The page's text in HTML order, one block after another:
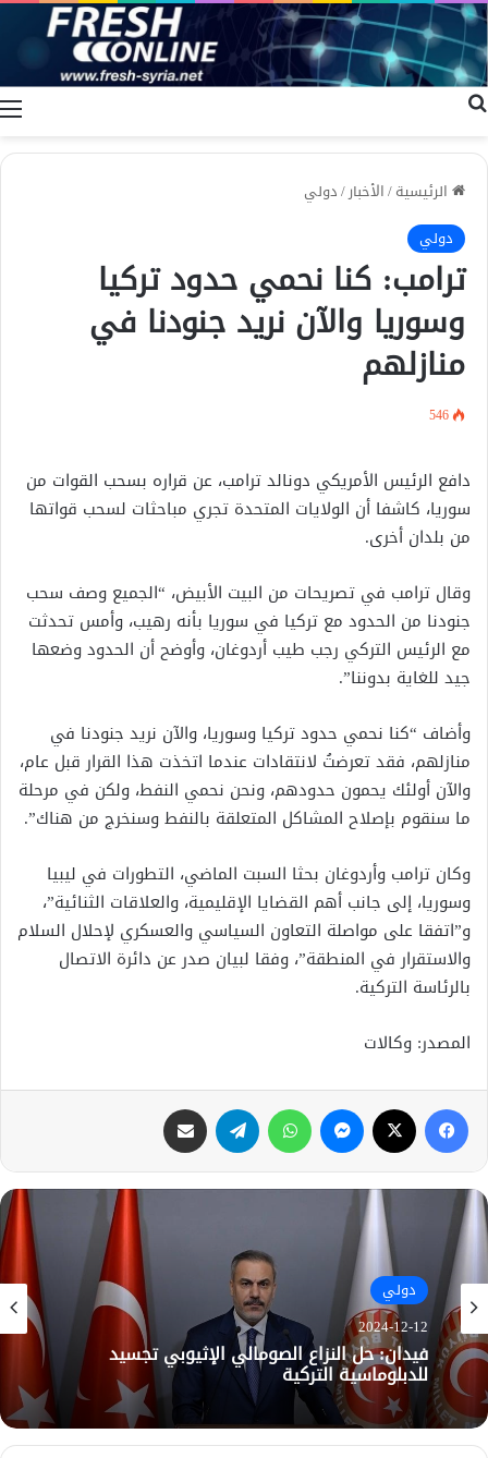
الرئيسية/الأخبار/دولي
دولي
ترامب: كنا نحمي حدود تركيا
وسوريا والآن نريد جنودنا في
منازلهم
546
دافع الرئيس الأمريكي دونالد ترامب، عن قراره بسحب القوات من
سوريا، كاشفا أن الولايات المتحدة تجري مباحثات لسحب قواتها
من بلدان أخرى.
وقال ترامب في تصريحات من البيت الأبيض، “الجميع وصف سحب
جنودنا من الحدود مع تركيا في سوريا بأنه رهيب، وأمس تحدثت
مع الرئيس التركي رجب طيب أردوغان، وأوضح أن الحدود وضعها
جيد للغاية بدوننا”.
وأضاف “كنا نحمي حدود تركيا وسوريا، والآن نريد جنودنا في
منازلهم، فقد تعرضتُ لانتقادات عندما اتخذت هذا القرار قبل عام،
والآن أولئك يحمون حدودهم، ونحن نحمي النفط، ولكن في مرحلة
ما سنقوم بإصلاح المشاكل المتعلقة بالنفط وسنخرج من هناك”.
وكان ترامب وأردوغان بحثا السبت الماضي، التطورات في ليبيا
وسوريا، إلى جانب أهم القضايا الإقليمية، والعلاقات الثنائية”،
و”اتفقا على مواصلة التعاون السياسي والعسكري لإحلال السلام
والاستقرار في المنطقة”، وفقا لبيان صدر عن دائرة الاتصال
بالرئاسة التركية.
المصدر: وكالات
فيسبوك ماسنجر واتساب تيلقرام
دولي
2024-12-12
فيدان: حل النزاع الصومالي الإثيوبي تجسيد
للدبلوماسية التركية